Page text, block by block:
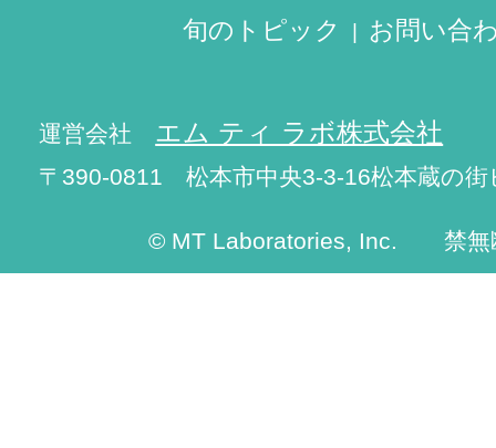
旬のトピック
お問い合
運営会社 エム ティ ラボ株式会社
〒390-0811 松本市中央3-3-16松本蔵の街
© MT Laboratories, Inc. 禁無